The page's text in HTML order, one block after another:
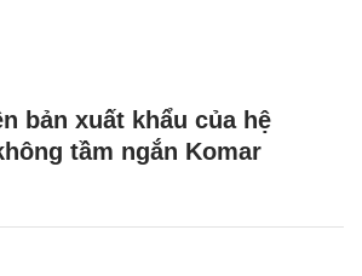
bản xuất khẩu của hệ
tầm ngắn Komar